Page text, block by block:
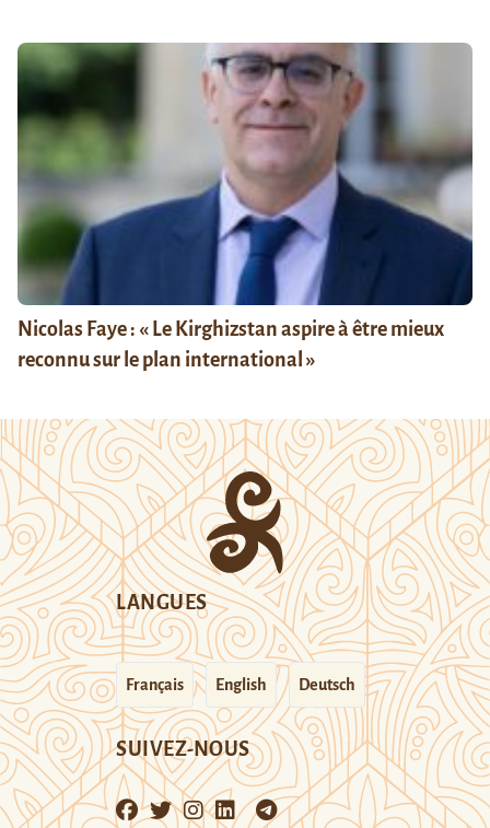
Nicolas Faye : « Le Kirghizstan aspire à être mieux
reconnu sur le plan international »
LANGUES
Français English Deutsch
SUIVEZ-NOUS